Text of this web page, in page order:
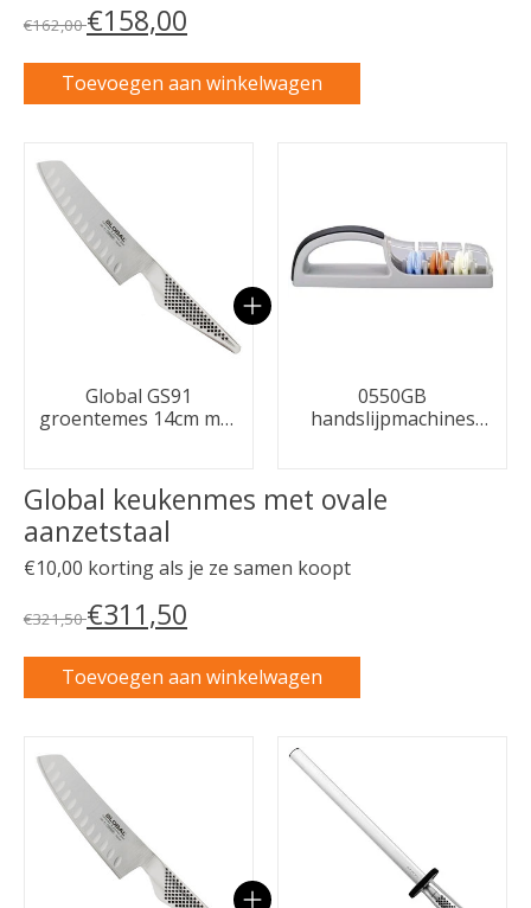
€162,00€158,00
Toevoegen aan winkelwagen
Carrousel van gebundelde producten
Global GS91
groentemes 14cm met
0550GB
handslijpmachines
Global keukenmes met ovale
aanzetstaal
€10,00 korting als je ze samen koopt
€321,50€311,50
Toevoegen aan winkelwagen
Carrousel van gebundelde producten